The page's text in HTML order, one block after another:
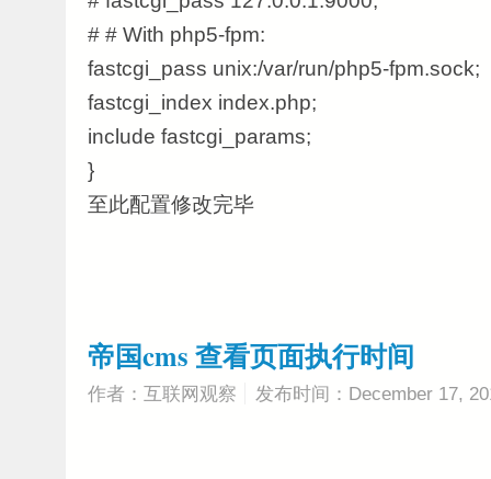
# # With php5-fpm:
fastcgi_pass unix:/var/run/php5-fpm.sock;
fastcgi_index index.php;
include fastcgi_params;
}
至此配置修改完毕
帝国cms 查看页面执行时间
作者：互联网观察 发布时间：December 17,